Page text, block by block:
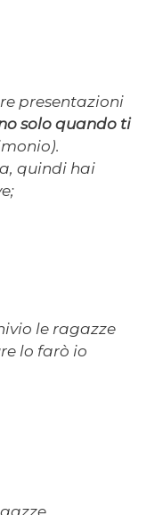
presentazioni
solo quando ti
quindi hai
le ragazze
lo farò io